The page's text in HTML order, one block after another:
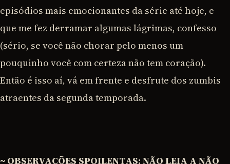
episódios mais emocionantes da série até hoje, e
que me fez derramar algumas lágrimas, confesso
(sério, se você não chorar pelo menos um
pouquinho você com certeza não tem coração).
Então é isso aí, vá em frente e desfrute dos zumbis
atraentes da segunda temporada.
~ OBSERVAÇÕES SPOILENTAS: NÃO LEIA A NÃO